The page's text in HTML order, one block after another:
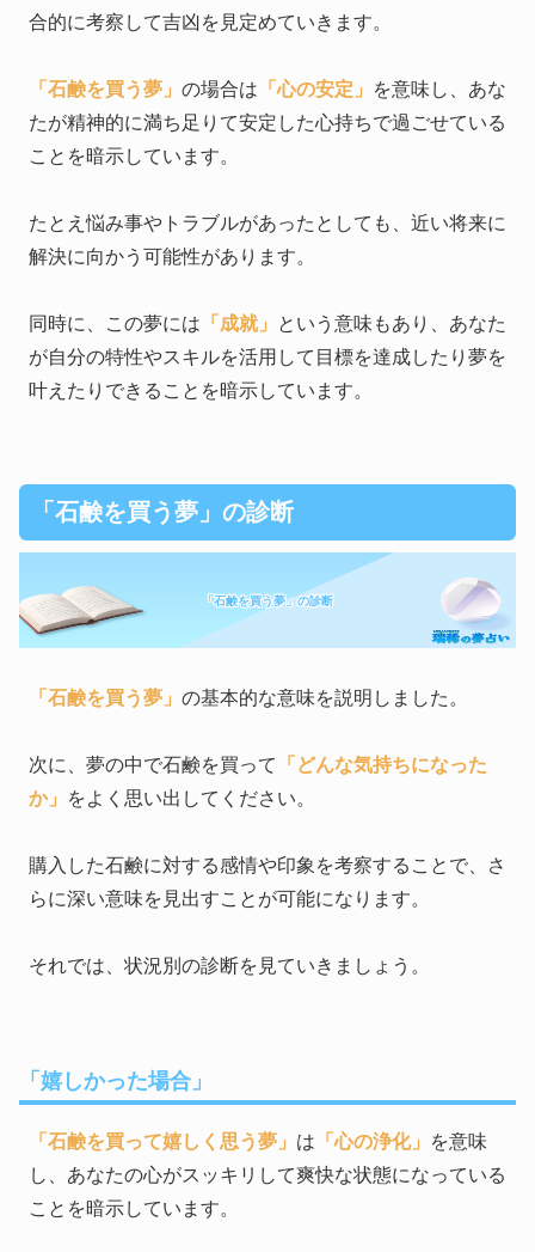
合的に考察して吉凶を見定めていきます。
「石鹸を買う夢」 の場合は 「心の安定」
を意味し、あな
たが精神的に満ち足りて安定した心持ちで過ごせている
ことを暗示しています。
たとえ悩み事やトラブルがあったとしても、近い将来に
解決に向かう可能性があります。
同時に、この夢には 「成就」
という意味もあり、あなた
が自分の特性やスキルを活用して目標を達成したり夢を
叶えたりできることを暗示しています。
「石鹸を買う夢」の診断
「石鹸を買う夢」の診断
「石鹸を買う夢」 の基本的な意味を説明しました。
次に、夢の中で石鹸を買って
「どんな気持ちになった
か」
をよく思い出してください。
購入した石鹸に対する感情や印象を考察することで、さ
らに深い意味を見出すことが可能になります。
それでは、状況別の診断を見ていきましょう。
「嬉しかった場合」
「石鹸を買って嬉しく思う夢」 は 「心の浄化」
を意味
し、あなたの心がスッキリして爽快な状態になっている
ことを暗示しています。